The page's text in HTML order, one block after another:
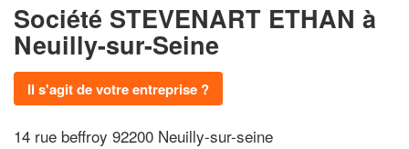
Société STEVENART ETHAN à
Neuilly-sur-Seine
Il s'agit de votre entreprise ?
14 rue beffroy 92200 Neuilly-sur-seine